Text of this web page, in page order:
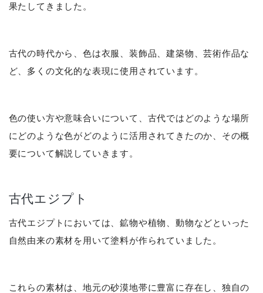
果たしてきました。
古代の時代から、色は衣服、装飾品、建築物、芸術作品な
ど、多くの文化的な表現に使用されています。
色の使い方や意味合いについて、古代ではどのような場所
にどのような色がどのように活用されてきたのか、その概
要について解説していきます。
古代エジプト
古代エジプトにおいては、鉱物や植物、動物などといった
自然由来の素材を用いて塗料が作られていました。
これらの素材は、地元の砂漠地帯に豊富に存在し、独自の